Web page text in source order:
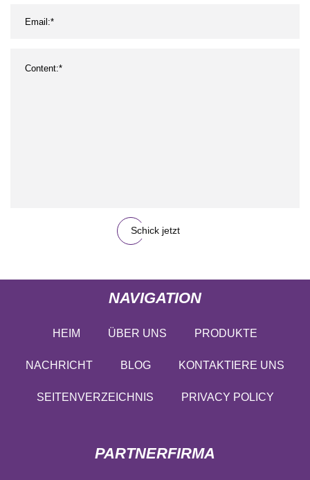
Schick jetzt
NAVIGATION
HEIM ÜBER UNS PRODUKTE
NACHRICHT BLOG KONTAKTIERE UNS
SEITENVERZEICHNIS PRIVACY POLICY
PARTNERFIRMA